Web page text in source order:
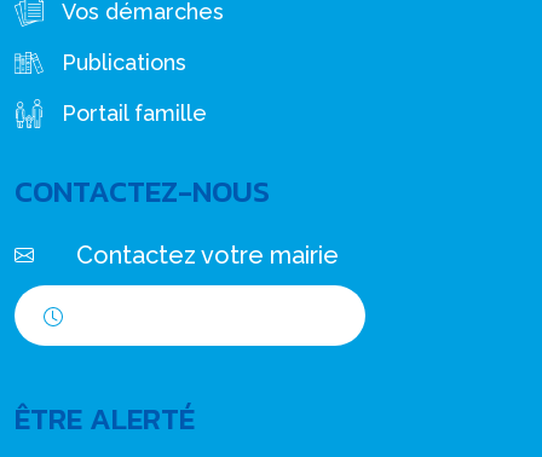
Vos démarches
Publications
Portail famille
CONTACTEZ-NOUS
Contactez votre mairie
ÊTRE ALERTÉ